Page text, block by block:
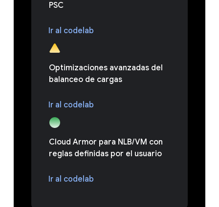
PSC
Ir al codelab
Optimizaciones avanzadas del
balanceo de cargas
Ir al codelab
Cloud Armor para NLB/VM con
reglas definidas por el usuario
Ir al codelab